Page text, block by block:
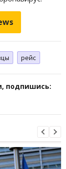
рейс
подпишись: